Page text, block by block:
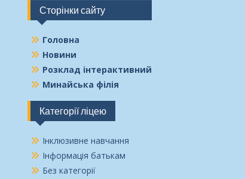
Сторінки сайту
Головна
Новини
Розклад інтерактивний
Минайська філія
Категорії ліцею
Інклюзивне навчання
Інформація батькам
Без категорії